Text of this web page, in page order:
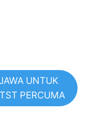
UNTUK
PERCUMA